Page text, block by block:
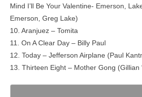
Mind I’ll Be Your Valentine- Emerson,
Emerson, Greg Lake)
10. Aranjuez – Tomita
11. On A Clear Day – Billy Paul
12. Today – Jefferson Airplane (Paul
13. Thirteen Eight – Mother Gong (Gillian